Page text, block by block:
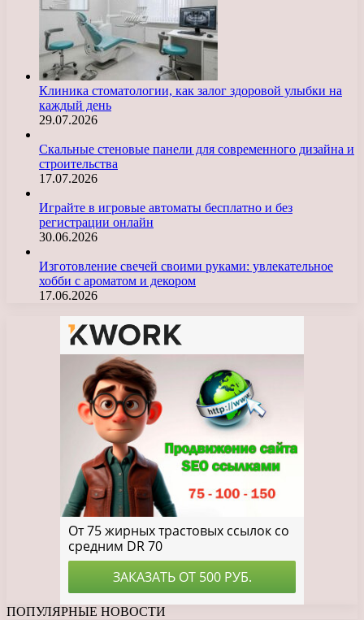
Клиника стоматологии, как залог здоровой улыбки на
каждый день
29.07.2026
Скальные стеновые панели для современного дизайна и
строительства
17.07.2026
Играйте в игровые автоматы бесплатно и без
регистрации онлайн
30.06.2026
Изготовление свечей своими руками: увлекательное
хобби с ароматом и декором
17.06.2026
ПОПУЛЯРНЫЕ НОВОСТИ